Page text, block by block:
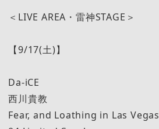
＜LIVE AREA・雷神STAGE＞
【9/17(土)】
Da-iCE
西川貴教
Fear, and Loathing in Las Vegas